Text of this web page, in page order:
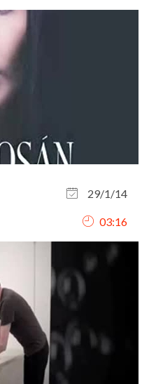
29/1/14
03:16